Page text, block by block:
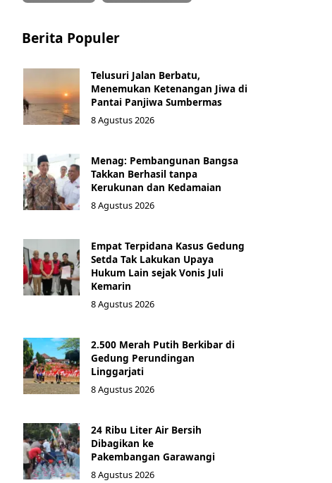
Berita Populer
Telusuri Jalan Berbatu,
Menemukan Ketenangan Jiwa di
Pantai Panjiwa Sumbermas
8 Agustus 2026
Menag: Pembangunan Bangsa
Takkan Berhasil tanpa
Kerukunan dan Kedamaian
8 Agustus 2026
Empat Terpidana Kasus Gedung
Setda Tak Lakukan Upaya
Hukum Lain sejak Vonis Juli
Kemarin
8 Agustus 2026
2.500 Merah Putih Berkibar di
Gedung Perundingan
Linggarjati
8 Agustus 2026
24 Ribu Liter Air Bersih
Dibagikan ke
Pakembangan Garawangi
8 Agustus 2026